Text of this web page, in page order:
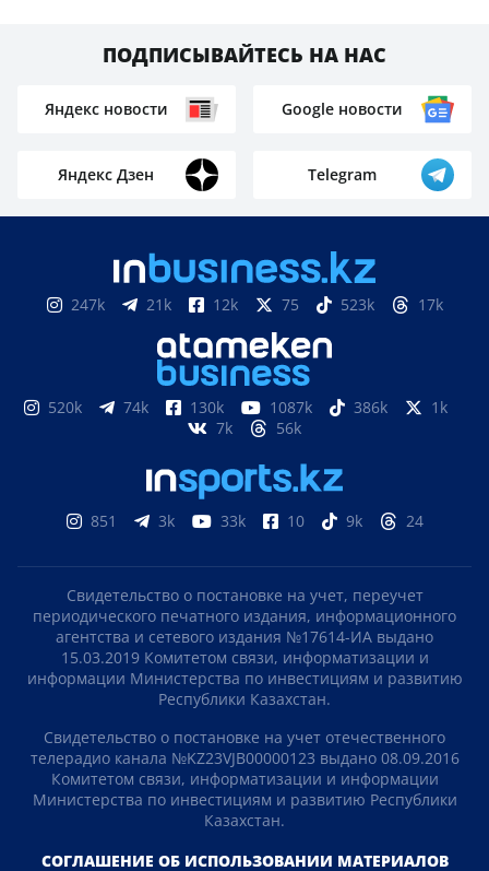
ПОДПИСЫВАЙТЕСЬ НА НАС
Яндекс новости Google новости
Яндекс Дзен Telegram
247k 21k 12k 75 523k 17k
520k 74k 130k 1087k 386k
1k
7k
56k
851 3k 33k 10 9k 24
Свидетельство о постановке на учет, переучет
периодического печатного издания, информационного
агентства и сетевого издания №17614-ИА выдано
15.03.2019 Комитетом связи, информатизации и
информации Министерства по инвестициям и развитию
Республики Казахстан.
Свидетельство о постановке на учет отечественного
телерадио канала №KZ23VJB00000123 выдано 08.09.2016
Комитетом связи, информатизации и информации
Министерства по инвестициям и развитию Республики
Казахстан.
СОГЛАШЕНИЕ ОБ ИСПОЛЬЗОВАНИИ МАТЕРИАЛОВ